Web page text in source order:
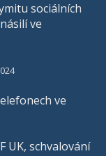
sociálních
ve
ve
UK, schvalování